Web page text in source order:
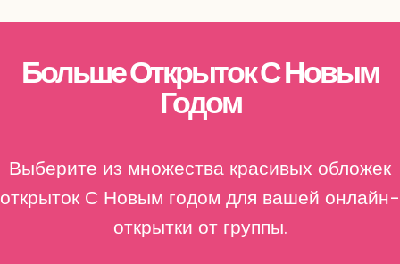
Больше Открыток С Новым
Годом
Выберите из множества красивых обложек
открыток С Новым годом для вашей онлайн-
открытки от группы.